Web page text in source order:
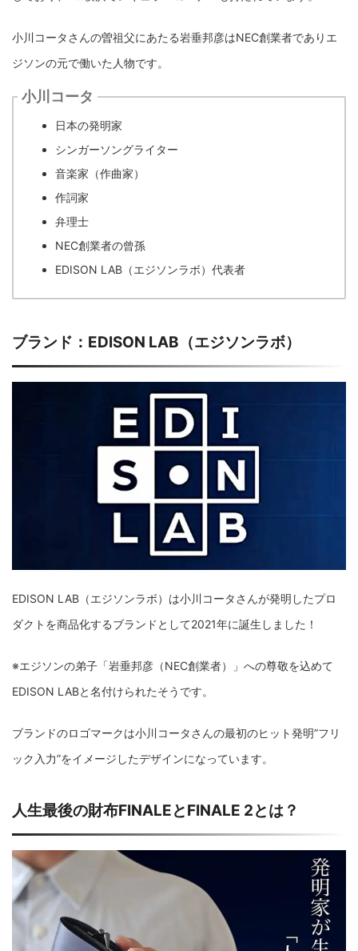
小川コータさんの曽祖父にあたる岩垂邦彦はNEC創業者でありエ
ジソンの元で働いた人物です。
小川コータ
日本の発明家
シンガーソングライター
音楽家（作曲家）
作詞家
弁理士
NEC創業者の曾孫
EDISON LAB（エジソンラボ）代表者
ブランド：EDISON LAB（エジソンラボ）
EDISON LAB（エジソンラボ）は小川コータさんが発明したプロ
ダクトを商品化するブランドとして2021年に誕生しました！
※エジソンの弟子「岩垂邦彦（NEC創業者）」への尊敬を込めて
EDISON LABと名付けられたそうです。
ブランドのロゴマークは小川コータさんの最初のヒット発明”フリ
ック入力”をイメージしたデザインになっています。
人生最後の財布FINALEとFINALE 2とは？